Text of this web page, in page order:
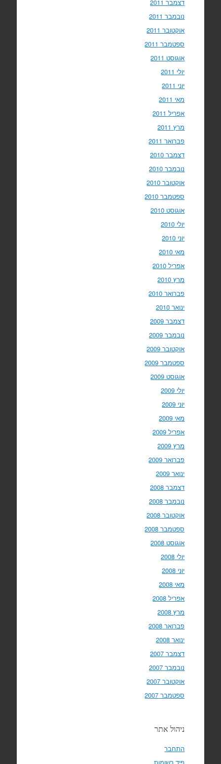
דצמבר 2011
נובמבר 2011
אוקטובר 2011
ספטמבר 2011
אוגוסט 2011
יולי 2011
יוני 2011
מאי 2011
אפריל 2011
מרץ 2011
פברואר 2011
דצמבר 2010
נובמבר 2010
אוקטובר 2010
ספטמבר 2010
אוגוסט 2010
יולי 2010
יוני 2010
מאי 2010
אפריל 2010
מרץ 2010
פברואר 2010
ינואר 2010
דצמבר 2009
נובמבר 2009
אוקטובר 2009
ספטמבר 2009
אוגוסט 2009
יולי 2009
יוני 2009
מאי 2009
אפריל 2009
מרץ 2009
פברואר 2009
ינואר 2009
דצמבר 2008
נובמבר 2008
אוקטובר 2008
ספטמבר 2008
אוגוסט 2008
יולי 2008
יוני 2008
מאי 2008
אפריל 2008
מרץ 2008
פברואר 2008
ינואר 2008
דצמבר 2007
נובמבר 2007
אוקטובר 2007
ספטמבר 2007
ניהול אתר
התחבר